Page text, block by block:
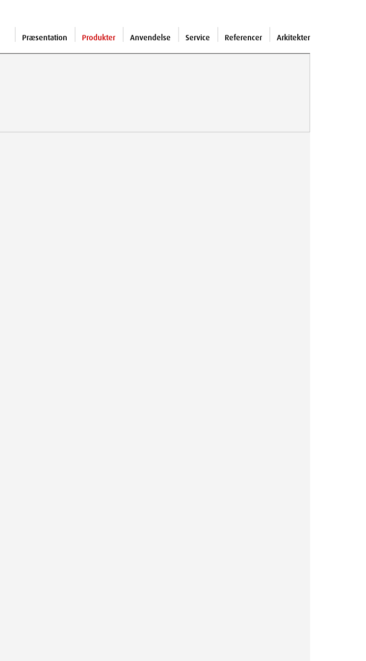
Præsentation Produkter Anvendelse Service Referencer Arkitekter